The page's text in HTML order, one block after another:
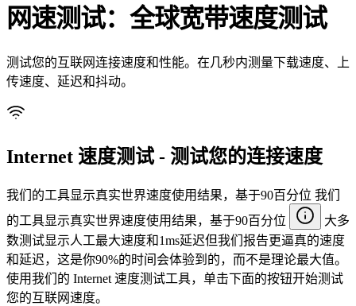
网速测试：全球宽带速度测试
测试您的互联网连接速度和性能。在几秒内测量下载速度、上
传速度、延迟和抖动。
Internet 速度测试 - 测试您的连接速度
我们的工具显示真实世界速度使用结果，基于90百分位 我们
的工具显示真实世界速度使用结果，基于90百分位
大多
数测试显示人工最大速度和1ms延迟但我们报告更逼真的速度
和延迟，这是你90%的时间会体验到的，而不是理论最大值。
使用我们的 Internet 速度测试工具，单击下面的按钮开始测试
您的互联网速度。